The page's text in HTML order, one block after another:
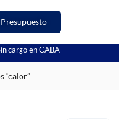
Presupuesto
cargo en CABA
“calor”